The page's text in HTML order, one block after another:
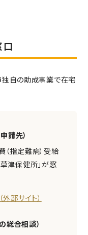
独自の助成事業で在宅
請先）
指定難病）受給
津保健所」が窓
部サイト）
総合相談）